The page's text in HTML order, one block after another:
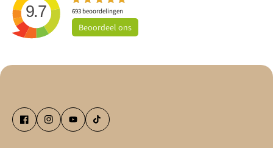
9.7 693beoordelingen
Beoordeel ons